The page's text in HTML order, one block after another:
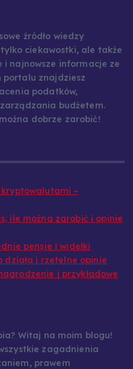
źródło wiedzy
ciekawostki, ale także
i najnowsze informacje ze
portalu znajdziesz
podatków,
budżetem.
dobrze zarobić!
–
ile można zarobić i opinie
pensje i widełki
i rzetelne opinie
i przykładowe
Witaj na moim blogu!
zagadnienia
prawem